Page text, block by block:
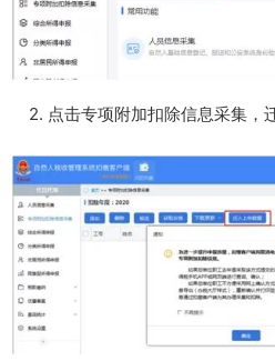
2. 点击专项附加扣除信息采集，